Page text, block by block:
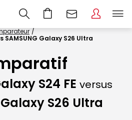
SAMSUNG Galaxy S26 Ultra
S24 FE versus
Galaxy S26 Ultra